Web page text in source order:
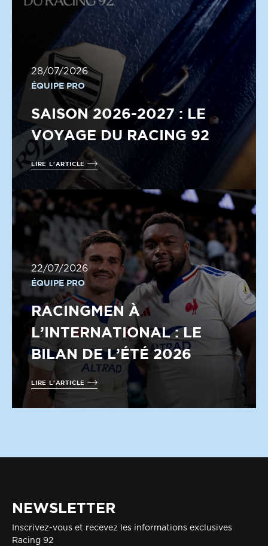
28/07/2026
ÉQUIPE PRO
SAISON 2026-2027 : LE
VOYAGE DU RACING 92
LIRE L'ARTICLE
22/07/2026
ÉQUIPE PRO
RACINGMEN À
L’INTERNATIONAL : LE
BILAN DE L’ÉTÉ 2026
LIRE L'ARTICLE
NEWSLETTER
Inscrivez-vous et recevez les informations exclusives
Racing 92